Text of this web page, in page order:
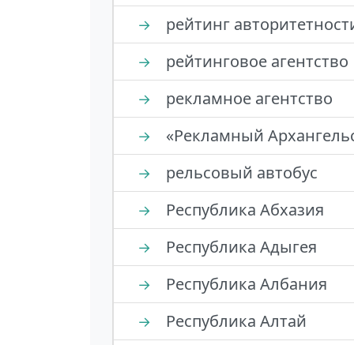
→ рейтинг
→ рейтинговое агентство
→ рекламное агентство
→ «Рекламный
→ рельсовый автобус
→ Республика Абхазия
→ Республика Адыгея
→ Республика Албания
→ Республика Алтай